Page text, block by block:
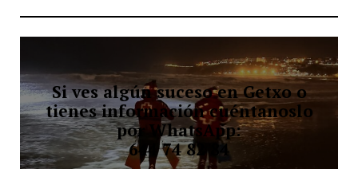
Si ves algún suceso en Getxo o
tienes información cuéntanoslo
por WhatsApp:
644 74 82 84